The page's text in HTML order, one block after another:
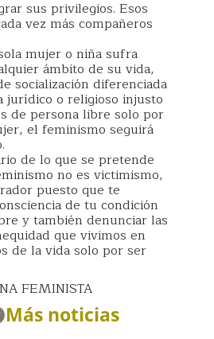
sus privilegios. Esos
vez más compañeros
mujer o niña sufra
ámbito de su vida,
socialización diferenciada
jurídico o religioso injusto
de persona libre solo por
el feminismo seguirá
de lo que se pretende
no es victimismo,
puesto que te
de tu condición
y también denunciar las
que vivimos en
de la vida solo por ser
FEMINISTA
Más noticias